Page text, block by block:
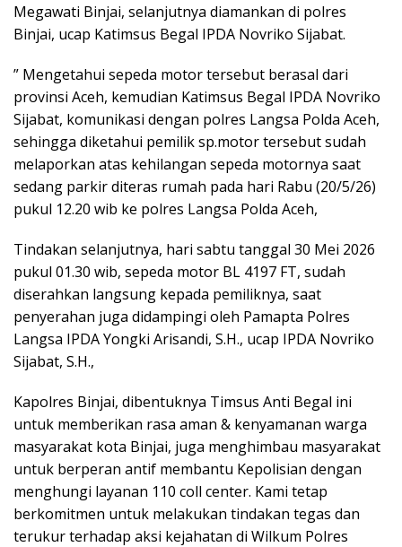
Megawati Binjai, selanjutnya diamankan di polres
Binjai, ucap Katimsus Begal IPDA Novriko Sijabat.
” Mengetahui sepeda motor tersebut berasal dari
provinsi Aceh, kemudian Katimsus Begal IPDA Novriko
Sijabat, komunikasi dengan polres Langsa Polda Aceh,
sehingga diketahui pemilik sp.motor tersebut sudah
melaporkan atas kehilangan sepeda motornya saat
sedang parkir diteras rumah pada hari Rabu (20/5/26)
pukul 12.20 wib ke polres Langsa Polda Aceh,
Tindakan selanjutnya, hari sabtu tanggal 30 Mei 2026
pukul 01.30 wib, sepeda motor BL 4197 FT, sudah
diserahkan langsung kepada pemiliknya, saat
penyerahan juga didampingi oleh Pamapta Polres
Langsa IPDA Yongki Arisandi, S.H., ucap IPDA Novriko
Sijabat, S.H.,
Kapolres Binjai, dibentuknya Timsus Anti Begal ini
untuk memberikan rasa aman & kenyamanan warga
masyarakat kota Binjai, juga menghimbau masyarakat
untuk berperan antif membantu Kepolisian dengan
menghungi layanan 110 coll center. Kami tetap
berkomitmen untuk melakukan tindakan tegas dan
terukur terhadap aksi kejahatan di Wilkum Polres